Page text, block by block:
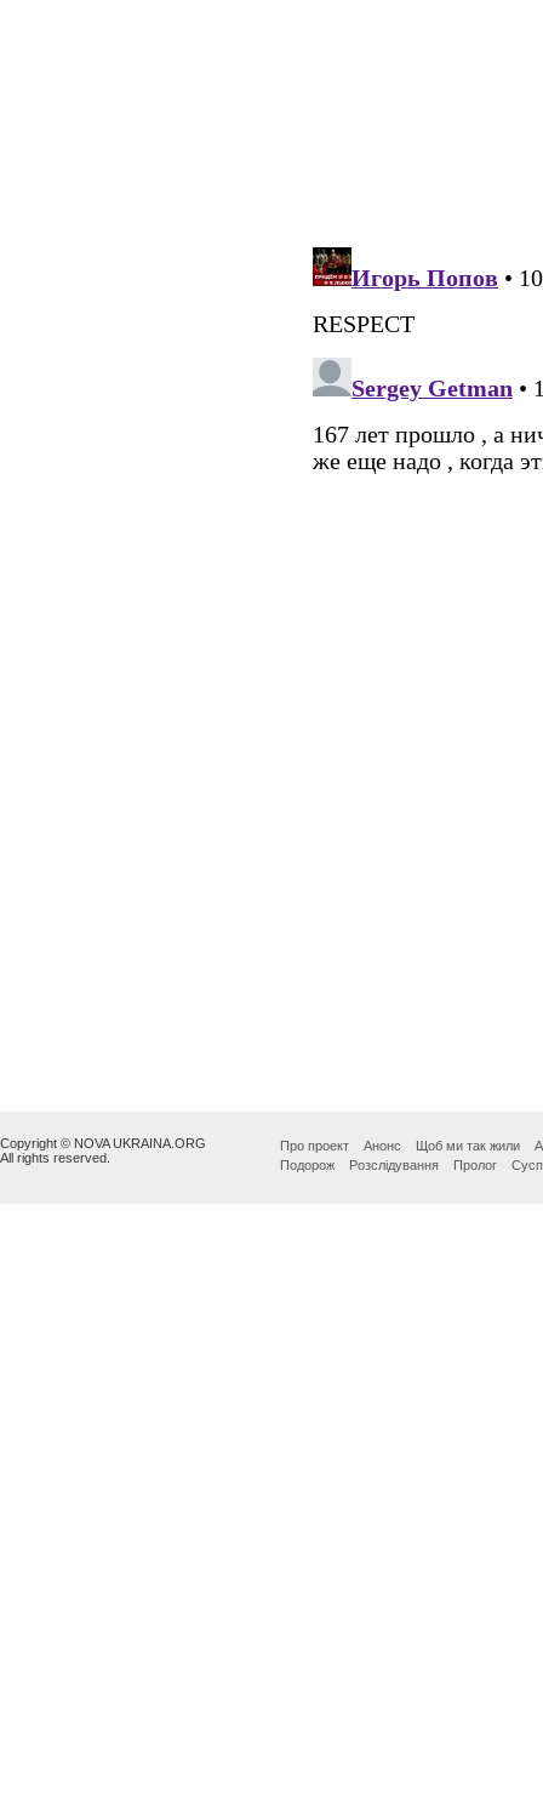
Copyright © NOVA UKRAINA.ORG
All rights reserved.
Про проект Анонс Щоб ми так жили
Подорож
Розслідування Пролог